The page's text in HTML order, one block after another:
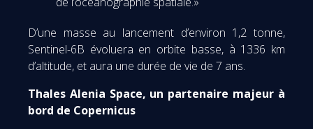
D’une masse au lancement d’environ 1,2 tonne,
Sentinel-6B évoluera en orbite basse, à 1336 km
d’altitude, et aura une durée de vie de 7 ans.
Thales Alenia Space, un partenaire majeur à
bord de Copernicus